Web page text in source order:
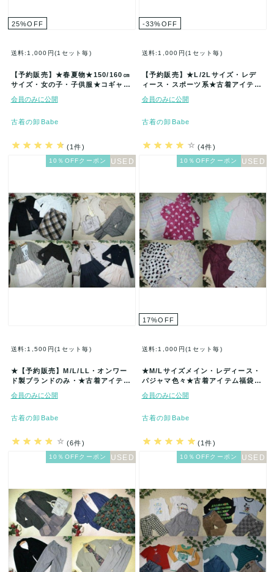
25%OFF
送料:1,000円(1セット毎)
【予約販売】★春夏物★150/160㎝
サイズ・女の子・子供服★コギャル
会員のみに公開
古着の卸Babe
(1件)
-33%OFF
送料:1,000円(1セット毎)
【予約販売】★L/2Lサイズ・レデ
ィース・スポーツ系★古着アイテム
着…
会員のみに公開
古着の卸Babe
(4件)
10％OFFクーポン
送料:1,500円(1セット毎)
★【予約販売】M/L/LL・オンワー
ド製ブランドのみ・★古着アイテム
会員のみに公開
古着の卸Babe
(6件)
10％OFFクーポン
17%OFF
送料:1,000円(1セット毎)
★M/Lサイズメイン・レディース・
パジャマ色々★古着アイテム福袋★
★…
会員のみに公開
古着の卸Babe
(1件)
10％OFFクーポン 10％OFFクーポン